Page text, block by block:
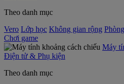
Theo danh mục
Vero Lớp học Không gian rộng
Chơi game
Máy
Điện tử & Phụ kiện
Theo danh mục